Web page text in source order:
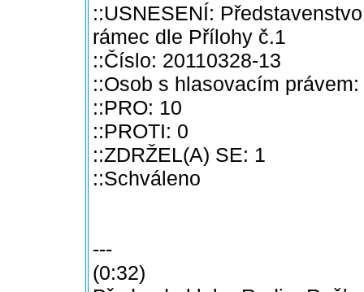
::USNESENÍ:
rámec dle Přílohy č.1
::Číslo: 20110328-13
::Osob s hlasovacím právem:
::PRO: 10
::PROTI: 0
::ZDRŽEL(A) SE: 1
::Schváleno
---
(0:32)